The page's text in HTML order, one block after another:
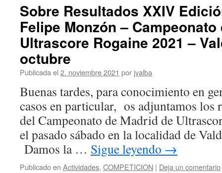
Sobre Resultados XXIV
Felipe Monzón –
Ultrascore Rogaine 2021 –
octubre
Publicada el 2. noviembre 2021 por jvalba
Buenas tardes, para conocimiento en
casos en particular, os adjuntamos los
del Campeonato de Madrid de
el pasado sábado en la localidad de
Damos la … Sigue leyendo →
Publicado en Actividades, COMPETICION | Deja un comentario